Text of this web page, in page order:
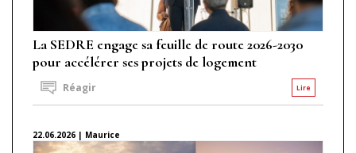
La SEDRE engage sa feuille de route 2026-2030
pour accélérer ses projets de logement
Lire
Réagir
22.06.2026 | Maurice